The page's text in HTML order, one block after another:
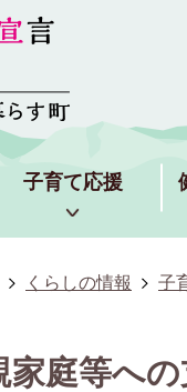
子育て応援
くらしの情報 子
家庭等への